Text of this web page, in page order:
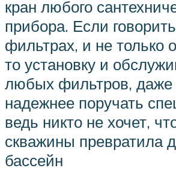
кран любого
прибора. Если
фильтрах, и не только
то установку и
любых фильтров, даже
надежнее поручать
ведь никто не хочет,
скважины превратила
бассейн